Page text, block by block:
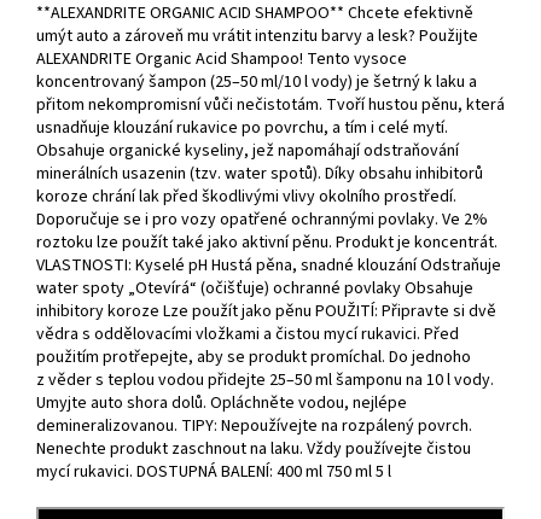
**ALEXANDRITE ORGANIC ACID SHAMPOO** Chcete efektivně
umýt auto a zároveň mu vrátit intenzitu barvy a lesk? Použijte
ALEXANDRITE Organic Acid Shampoo! Tento vysoce
koncentrovaný šampon (25–50 ml/10 l vody) je šetrný k laku a
přitom nekompromisní vůči nečistotám. Tvoří hustou pěnu, která
usnadňuje klouzání rukavice po povrchu, a tím i celé mytí.
Obsahuje organické kyseliny, jež napomáhají odstraňování
minerálních usazenin (tzv. water spotů). Díky obsahu inhibitorů
koroze chrání lak před škodlivými vlivy okolního prostředí.
Doporučuje se i pro vozy opatřené ochrannými povlaky. Ve 2%
roztoku lze použít také jako aktivní pěnu. Produkt je koncentrát.
VLASTNOSTI: Kyselé pH Hustá pěna, snadné klouzání Odstraňuje
water spoty „Otevírá“ (očišťuje) ochranné povlaky Obsahuje
inhibitory koroze Lze použít jako pěnu POUŽITÍ: Připravte si dvě
vědra s oddělovacími vložkami a čistou mycí rukavici. Před
použitím protřepejte, aby se produkt promíchal. Do jednoho
z věder s teplou vodou přidejte 25–50 ml šamponu na 10 l vody.
Umyjte auto shora dolů. Opláchněte vodou, nejlépe
demineralizovanou. TIPY: Nepoužívejte na rozpálený povrch.
Nenechte produkt zaschnout na laku. Vždy používejte čistou
mycí rukavici. DOSTUPNÁ BALENÍ: 400 ml 750 ml 5 l